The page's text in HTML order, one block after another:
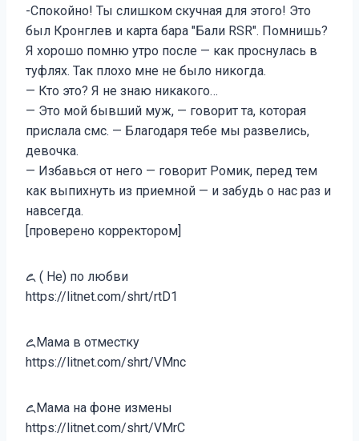
-Спокойно! Ты слишком скучная для этого! Это
был Кронглев и карта бара "Бали RSR". Помнишь?
Я хорошо помню утро после — как проснулась в
туфлях. Так плохо мне не было никогда.
— Кто это? Я не знаю никакого…
— Это мой бывший муж, — говорит та, которая
прислала смс. — Благодаря тебе мы развелись,
девочка.
— Избавься от него — говорит Ромик, перед тем
как выпихнуть из приемной — и забудь о нас раз и
навсегда.
[проверено корректором]
꧖ ( Не) по любви
https://litnet.com/shrt/rtD1
꧖Мама в отместку
https://litnet.com/shrt/VMnc
꧖Мама на фоне измены
https://litnet.com/shrt/VMrC